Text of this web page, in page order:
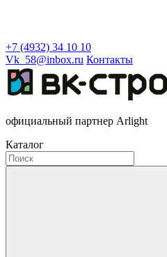
+7 (4932) 34 10 10
Vk_58@inbox.ru Контакты
официальный партнер Arlight
Каталог